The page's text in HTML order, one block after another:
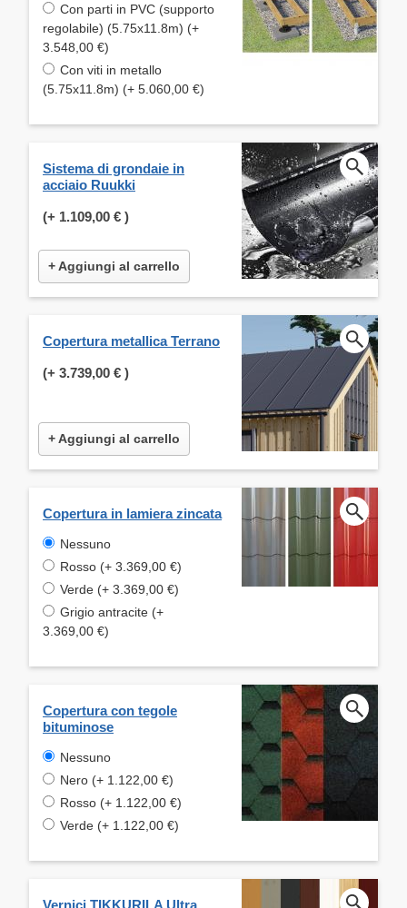
Con parti in PVC (supporto
regolabile) (5.75x11.8m) (+
3.548,00 €)
Con viti in metallo
(5.75x11.8m) (+ 5.060,00 €)
Sistema di grondaie in
acciaio Ruukki
(+ 1.109,00 € )
+ Aggiungi al carrello
Copertura metallica Terrano
(+ 3.739,00 € )
+ Aggiungi al carrello
Copertura in lamiera zincata
Nessuno
Rosso (+ 3.369,00 €)
Verde (+ 3.369,00 €)
Grigio antracite (+
3.369,00 €)
Copertura con tegole
bituminose
Nessuno
Nero (+ 1.122,00 €)
Rosso (+ 1.122,00 €)
Verde (+ 1.122,00 €)
Vernici TIKKURILA Ultra